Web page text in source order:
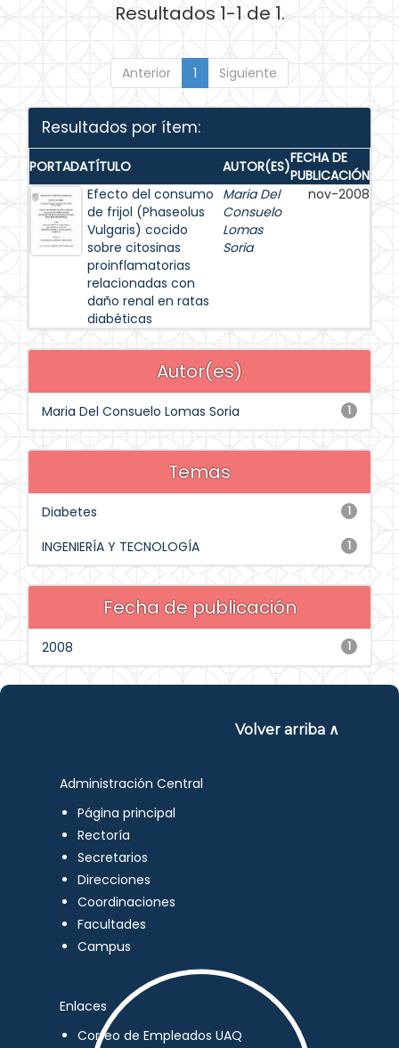
Resultados 1-1 de 1.
Anterior 1 Siguiente
Resultados por ítem:
PORTADATÍTULO AUTOR(ES)FECHA DE
PUBLICACIÓN
Efecto del consumo
de frijol (Phaseolus
Vulgaris) cocido
sobre citosinas
proinflamatorias
relacionadas con
daño renal en ratas
diabéticas
Maria Del
Consuelo
Lomas
Soria
nov-2008
Autor(es)
1
Maria Del Consuelo Lomas Soria
Temas
1
Diabetes
1
INGENIERÍA Y TECNOLOGÍA
Fecha de publicación
1
2008
Volver arriba ∧
Administración Central
Página principal
Rectoría
Secretarios
Direcciones
Coordinaciones
Facultades
Campus
Enlaces
Correo de Empleados UAQ